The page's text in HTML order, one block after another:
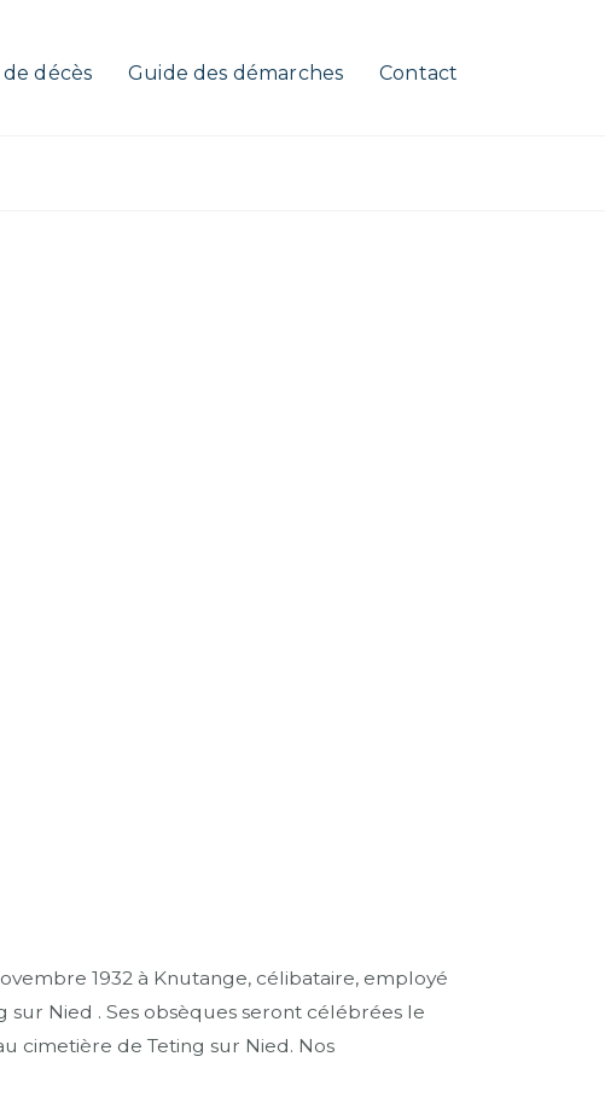
de décès Guide des démarches Contact
1932 à Knutange, célibataire, employé
Nied . Ses obsèques seront célébrées le
cimetière de Teting sur Nied. Nos